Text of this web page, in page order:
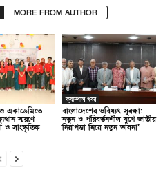
MORE FROM AUTHOR
একাডেমিতে
স্মরণে
সাংস্কৃতিক
ক্যাম্পাস খবর
বাংলাদেশের ভবিষ্যৎ সুরক্ষা:
নতুন ও পরিবর্তনশীল যুগে জাতীয়
নিরাপত্তা নিয়ে নতুন ভাবনা”